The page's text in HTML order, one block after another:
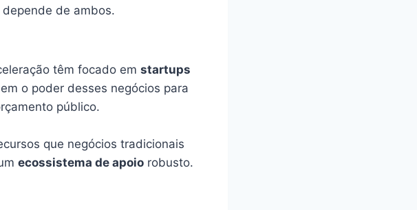
de ambos.
têm focado em startups
o poder desses negócios para
público.
que negócios tradicionais
ecossistema de apoio robusto.